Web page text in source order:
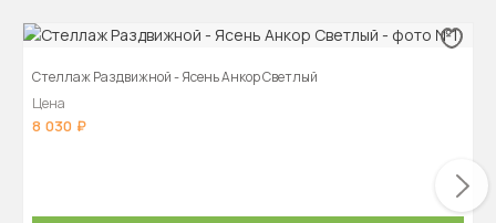
Стеллаж Раздвижной - Ясень Анкор Светлый
Цена
8 030